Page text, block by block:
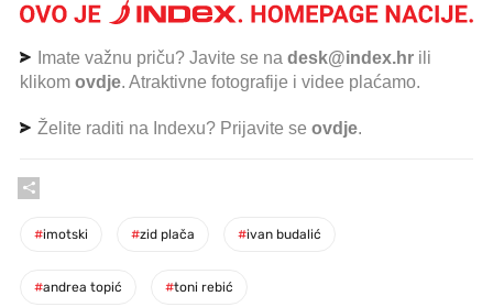
Imate važnu priču? Javite se na desk@index.hr ili
klikom ovdje. Atraktivne fotografije i videe plaćamo.
Želite raditi na Indexu? Prijavite se ovdje.
#imotski #zid plača #ivan budalić
#andrea topić #toni rebić